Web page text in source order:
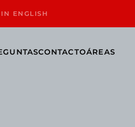
ENGLISH
CONTACTOÁREAS